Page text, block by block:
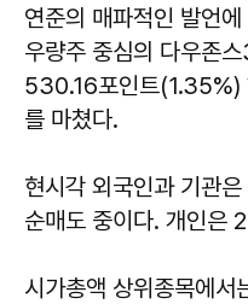
연준의 매파적인 발언
우량주 중심의 다우존
530.16포인트
를 마쳤다.
현시각 외국인과 기관
순매도 중이다. 개인은
시가총액 상위종목에